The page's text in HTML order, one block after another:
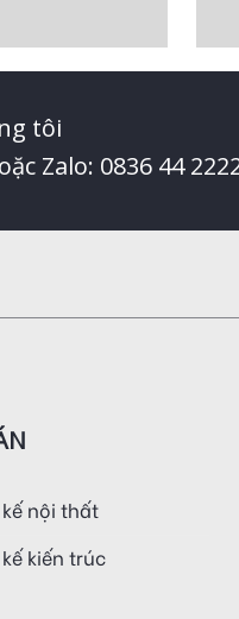
tôi
Zalo: 0836 44
nội thất
kiến trúc